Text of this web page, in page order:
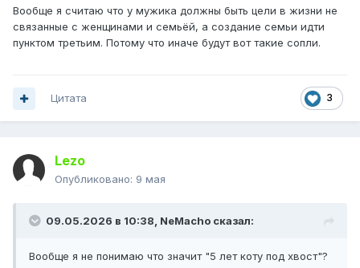
Вообще я считаю что у мужика должны быть цели в жизни не
связанные с женщинами и семьёй, а создание семьи идти
пунктом третьим. Потому что иначе будут вот такие сопли.
3
Цитата
Lezo
Опубликовано: 9 мая
09.05.2026 в 10:38, NeMacho сказал:
Вообще я не понимаю что значит "5 лет коту под хвост"?